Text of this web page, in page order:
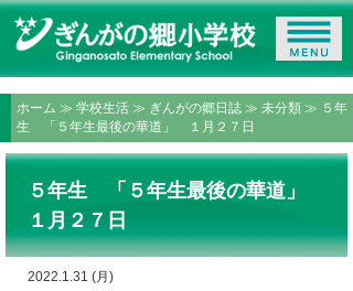
ホーム ≫ 学校生活 ≫ ぎんがの郷日誌 ≫ 未分類 ≫ ５年
生 「５年生最後の華道」 １月２７日
５年生 「５年生最後の華道」
１月２７日
2022.1.31 (月)